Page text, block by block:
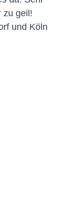
zu geil!
und Köln